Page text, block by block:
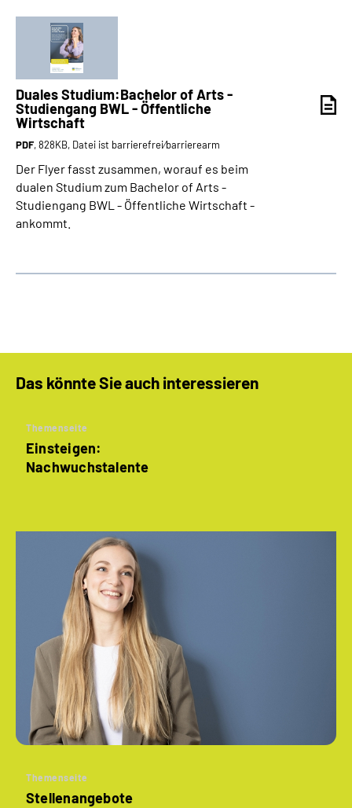
Duales Studium:Bachelor of Arts -
Studiengang BWL - Öffentliche
Wirtschaft
PDF, 828KB, Datei ist barrierefrei⁄barrierearm
Der Flyer fasst zusammen, worauf es beim
dualen Studium zum Bachelor of Arts -
Studiengang BWL - Öffentliche Wirtschaft -
ankommt.
Das könnte Sie auch interessieren
Themenseite
Einsteigen:
Nachwuchstalente
Themenseite
Stellenangebote